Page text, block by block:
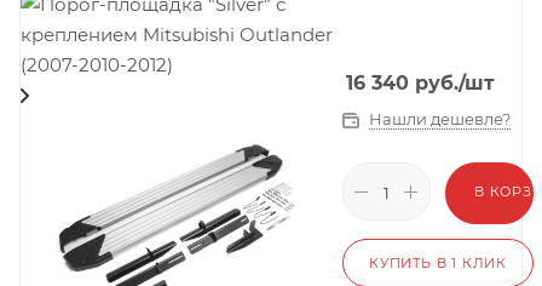
16 340 руб./шт
Нашли дешевле?
В
КУПИТЬ В 1 КЛИК